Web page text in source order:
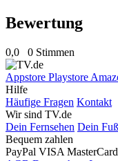
Bewertung
0,0 0 Stimmen
Appstore Playstore
Hilfe
Häufige Fragen Kontakt
Wir sind TV.de
Dein Fernsehen Dein
Bequem zahlen
PayPal VISA MasterCard